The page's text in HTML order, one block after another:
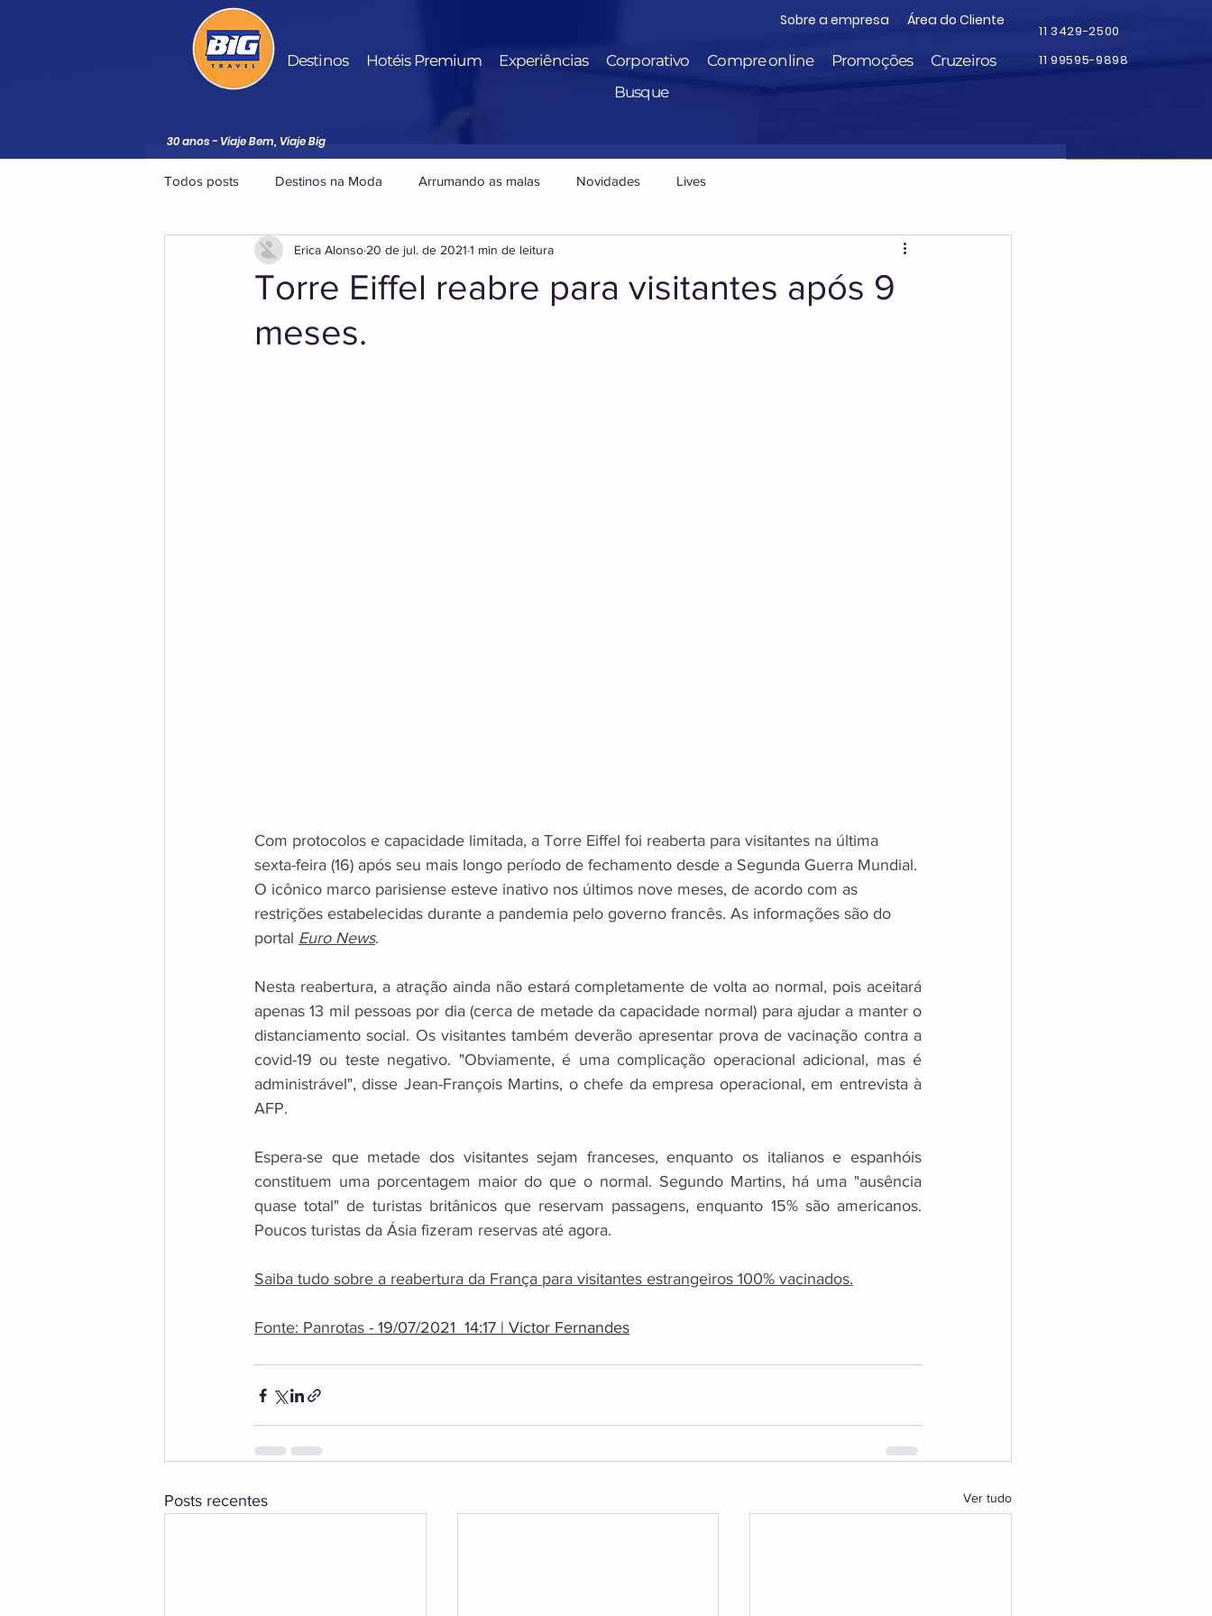
Sobre a empresa Área do Cliente
Destinos Hotéis Premium Experiências Corporativo Compre online Promoções
Cruzeiros
Busque
11 3429-2500
11 99595-9898
30 anos - Viaje Bem, Viaje Big
Todos posts Destinos na Moda Arrumando as malas Novidades Lives
Torre Eiffel reabre para visitantes após 9
meses.
Erica Alonso 20 de jul. de 2021 1 min de leitura
Com protocolos e capacidade limitada, a Torre Eiffel foi reaberta para visitantes na última
sexta-feira (16) após seu mais longo período de fechamento desde a Segunda Guerra Mundial.
O icônico marco parisiense esteve inativo nos últimos nove meses, de acordo com as
restrições estabelecidas durante a pandemia pelo governo francês. As informações são do
portal Euro News.
Nesta reabertura, a atração ainda não estará completamente de volta ao normal, pois aceitará
apenas 13 mil pessoas por dia (cerca de metade da capacidade normal) para ajudar a manter o
distanciamento social. Os visitantes também deverão apresentar prova de vacinação contra a
covid-19 ou teste negativo. "Obviamente, é uma complicação operacional adicional, mas é
administrável", disse Jean-François Martins, o chefe da empresa operacional, em entrevista à
AFP.
Espera-se que metade dos visitantes sejam franceses, enquanto os italianos e espanhóis
constituem uma porcentagem maior do que o normal. Segundo Martins, há uma "ausência
quase total" de turistas britânicos que reservam passagens, enquanto 15% são americanos.
Poucos turistas da Ásia fizeram reservas até agora.
Saiba tudo sobre a reabertura da França para visitantes estrangeiros 100% vacinados.
Fonte: Panrotas - 19/07/2021  14:17 | Victor Fernandes
Posts recentes Ver tudo